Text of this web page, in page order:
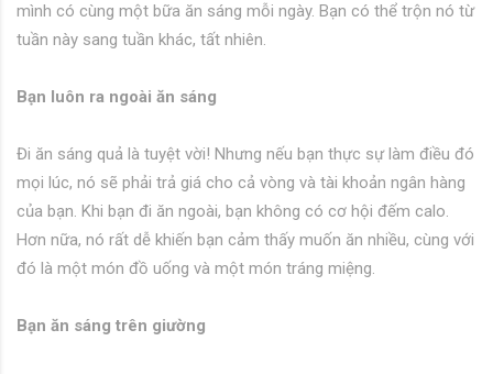
mình có cùng một bữa ăn sáng mỗi ngày. Bạn có thể trộn nó từ
tuần này sang tuần khác, tất nhiên.
Bạn luôn ra ngoài ăn sáng
Đi ăn sáng quả là tuyệt vời! Nhưng nếu bạn thực sự làm điều đó
mọi lúc, nó sẽ phải trả giá cho cả vòng và tài khoản ngân hàng
của bạn. Khi bạn đi ăn ngoài, bạn không có cơ hội đếm calo.
Hơn nữa, nó rất dễ khiến bạn cảm thấy muốn ăn nhiều, cùng với
đó là một món đồ uống và một món tráng miệng.
Bạn ăn sáng trên giường